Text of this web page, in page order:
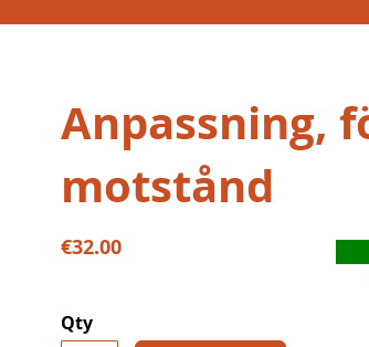
Anpassning,
motstånd
€32.00
Qty